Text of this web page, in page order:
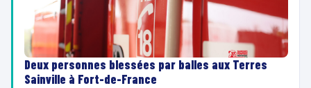
Deux personnes blessées par balles aux Terres
Sainville à Fort-de-France